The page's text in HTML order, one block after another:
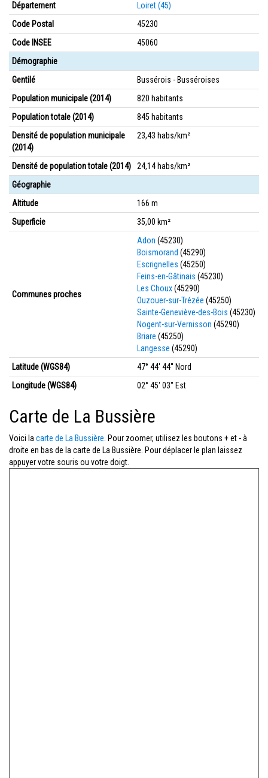
Département
Loiret (45)
Code Postal
45230
Code INSEE
45060
Démographie
Gentilé
Bussérois - Busséroises
Population municipale (2014)
820 habitants
Population totale (2014)
845 habitants
Densité de population municipale
(2014)
23,43 habs/km²
Densité de population totale (2014)
24,14 habs/km²
Géographie
Altitude
166 m
Superficie
35,00 km²
Communes proches
Adon (45230)
Boismorand (45290)
Escrignelles (45250)
Feins-en-Gâtinais (45230)
Les Choux(45290)
Ouzouer-sur-Trézée (45250)
Sainte-Geneviève-des-Bois (45230)
Nogent-sur-Vernisson (45290)
Briare (45250)
Langesse (45290)
Latitude (WGS84)
47° 44' 44'' Nord
Longitude (WGS84)
02° 45' 03'' Est
Carte de La Bussière
Voici la carte de La Bussière . Pour zoomer, utilisez les boutons + et - à
droite en bas de la carte de La Bussière. Pour déplacer le plan laissez
appuyer votre souris ou votre doigt.